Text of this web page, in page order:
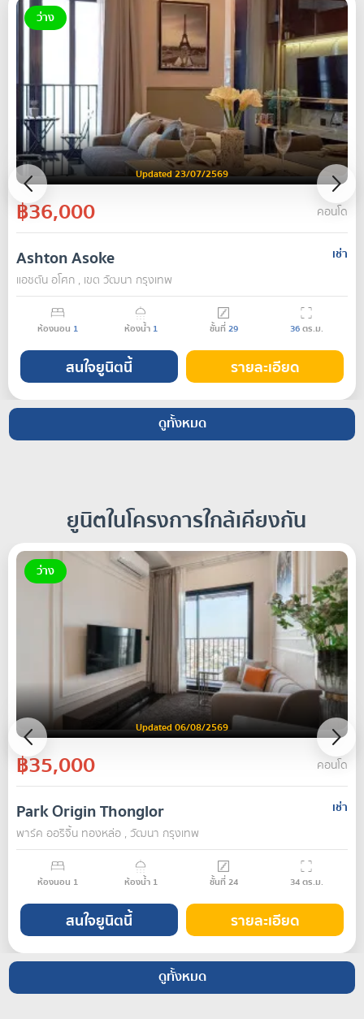
ว่าง
Updated 23/07/2569
฿36,000 คอนโด
Ashton Asoke
เช่า
แอชตัน อโศก , เขต วัฒนา กรุงเทพ
ห้องนอน 1 ห้องน้ำ 1 ชั้นที่29 36ตร.ม.
สนใจยูนิตนี้ รายละเอียด
ดูทั้งหมด
ยูนิตในโครงการใกล้เคียงกัน
ว่าง
Updated 06/08/2569
฿35,000 คอนโด
Park Origin Thonglor
เช่า
พาร์ค ออริจิ้น ทองหล่อ , วัฒนา กรุงเทพ
ห้องนอน 1 ห้องน้ำ 1 ชั้นที่24 34ตร.ม.
สนใจยูนิตนี้ รายละเอียด
ดูทั้งหมด